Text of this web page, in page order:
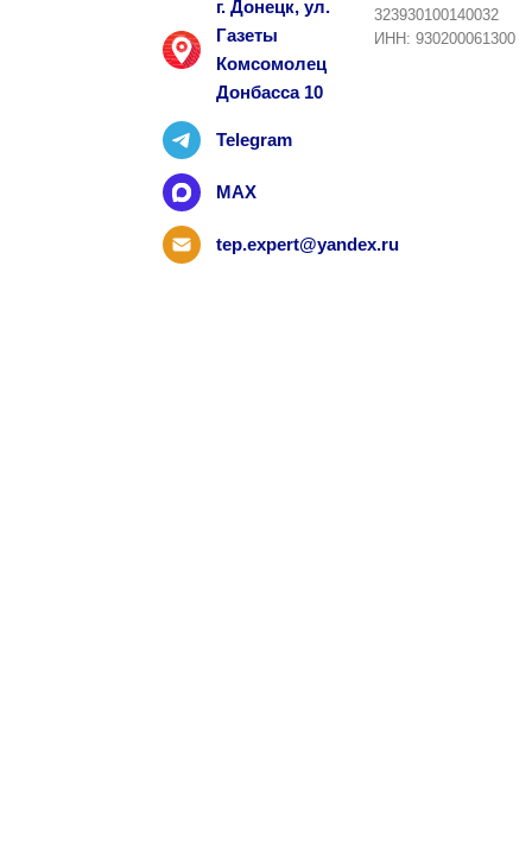
г. Донецк, ул.
Газеты
Комсомолец
Донбасса 10
Telegram
MAX
tep.expert@yandex.ru
323930100140032
ИНН: 930200061300